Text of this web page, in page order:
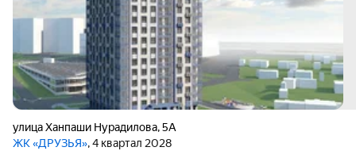
улица Ханпаши Нурадилова,5А
ЖК «ДРУЗЬЯ», 4 квартал 2028